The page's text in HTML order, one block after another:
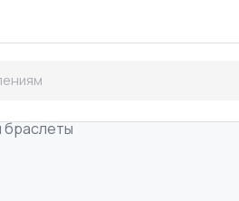
браслеты